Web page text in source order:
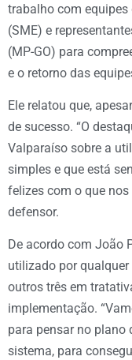
trabalho com
(SME) e
(MP-GO) para
e o retorno das
Ele relatou que,
de sucesso. “O
Valparaíso sobre a
simples e que está
felizes com o que
defensor.
De acordo com João
utilizado por
outros três em
implementação.
para pensar no plano
sistema, para